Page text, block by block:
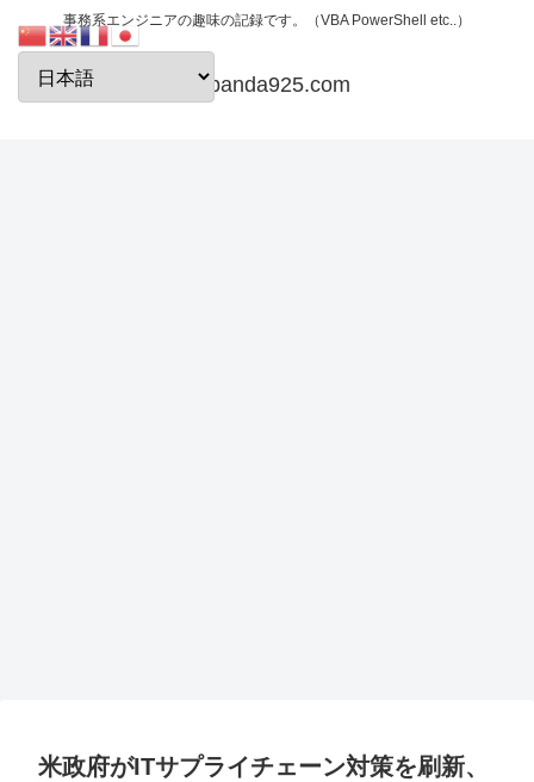
事務系エンジニアの趣味の記録です。（VBA PowerShell etc..）
papanda925.com
米政府がITサプライチェーン対策を刷新、